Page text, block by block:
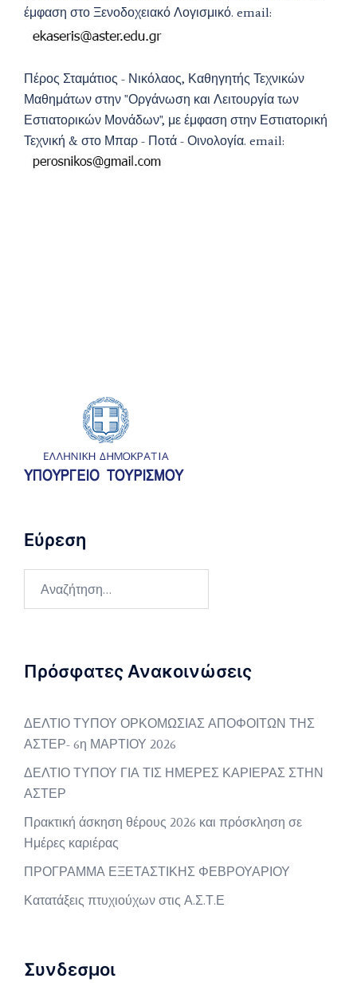
έμφαση στο Ξενοδοχειακό Λογισμικό. email:
Πέρος Σταμάτιος - Νικόλαος, Καθηγητής Τεχνικών
Μαθημάτων στην "Οργάνωση και Λειτουργία των
Εστιατορικών Μονάδων", με έμφαση στην Εστιατορική
Τεχνική & στο Μπαρ - Ποτά - Οινολογία. email:
Εύρεση
για:
Πρόσφατες Ανακοινώσεις
ΔΕΛΤΙΟ ΤΥΠΟΥ ΟΡΚΟΜΩΣΙΑΣ ΑΠΟΦΟΙΤΩΝ ΤΗΣ
ΑΣΤΕΡ- 6η ΜΑΡΤΙΟΥ 2026
ΔΕΛΤΙΟ ΤΥΠΟΥ ΓΙΑ ΤΙΣ ΗΜΕΡΕΣ ΚΑΡΙΕΡΑΣ ΣΤΗΝ
ΑΣΤΕΡ
Πρακτική άσκηση θέρους 2026 και πρόσκληση σε
Ημέρες καριέρας
ΠΡΟΓΡΑΜΜΑ ΕΞΕΤΑΣΤΙΚΗΣ ΦΕΒΡΟΥΑΡΙΟΥ
Κατατάξεις πτυχιούχων στις Α.Σ.Τ.Ε
Συνδεσμοι